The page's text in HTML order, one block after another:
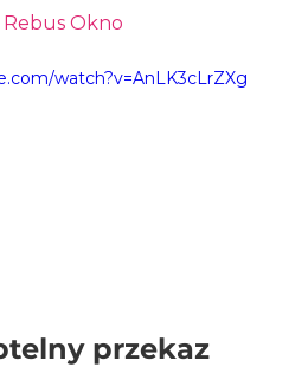
Rebus Okno
watch?v=AnLK3cLrZXg
przekaz